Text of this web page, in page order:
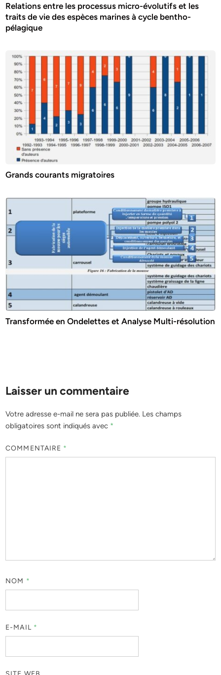
Relations entre les processus micro-évolutifs et les
traits de vie des espèces marines à cycle bentho-
pélagique
Grands courants migratoires
Transformée en Ondelettes et Analyse Multi-résolution
Laisser un commentaire
Votre adresse e-mail ne sera pas publiée. Les champs
obligatoires sont indiqués avec *
COMMENTAIRE *
NOM *
E-MAIL *